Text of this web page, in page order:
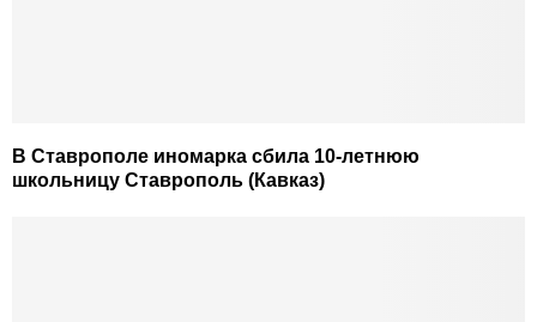
В Ставрополе иномарка сбила 10-летнюю
школьницу Ставрополь (Кавказ)